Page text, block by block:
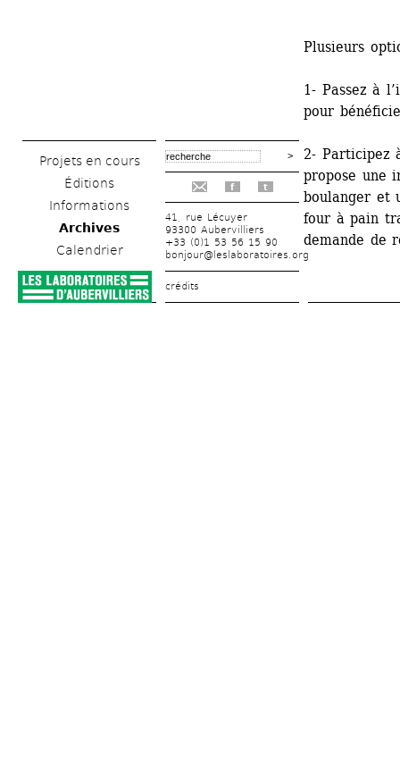
Projets en cours
Éditions
Informations
Archives
Calendrier
f t
41, rue Lécuyer
93300 Aubervilliers
+33 (0)1 53 56 15 90
bonjour@leslaboratoires.org
crédits
Plusieurs
1- Passez à
pour
2- Participez
propose une
boulanger et
four à pain
demande de